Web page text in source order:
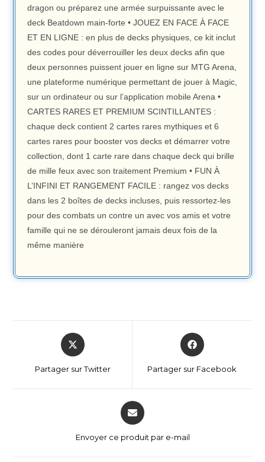
dragon ou préparez une armée surpuissante avec le
deck Beatdown main-forte • JOUEZ EN FACE À FACE
ET EN LIGNE : en plus de decks physiques, ce kit inclut
des codes pour déverrouiller les deux decks afin que
deux personnes puissent jouer en ligne sur MTG Arena,
une plateforme numérique permettant de jouer à Magic,
sur un ordinateur ou sur l’application mobile Arena •
CARTES RARES ET PREMIUM SCINTILLANTES :
chaque deck contient 2 cartes rares mythiques et 6
cartes rares pour booster vos decks et démarrer votre
collection, dont 1 carte rare dans chaque deck qui brille
de mille feux avec son traitement Premium • FUN À
L’INFINI ET RANGEMENT FACILE : rangez vos decks
dans les 2 boîtes de decks incluses, puis ressortez-les
pour des combats un contre un avec vos amis et votre
famille qui ne se dérouleront jamais deux fois de la
même manière
Partager sur Twitter Partager sur Facebook
Envoyer ce produit par e-mail